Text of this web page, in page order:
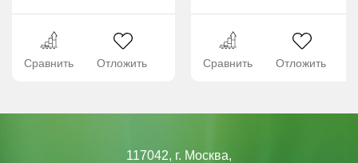
Сравнить Отложить Сравнить Отложить
117042, г. Москва,